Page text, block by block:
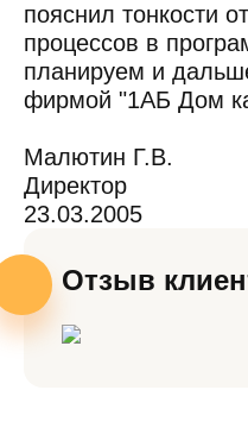
пояснил тонкости
процессов в
планируем и
фирмой "1АБ Дом
Малютин Г.В.
Директор
23.03.2005
Отзыв